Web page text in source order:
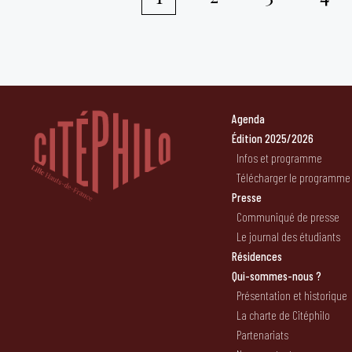
publications
Agenda
Édition 2025/2026
Infos et programme
Télécharger le programme
Presse
Communiqué de presse
Le journal des étudiants
Résidences
Qui-sommes-nous ?
Présentation et historique
La charte de Citéphilo
Partenariats